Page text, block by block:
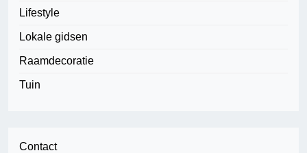
Lifestyle
Lokale gidsen
Raamdecoratie
Tuin
Contact